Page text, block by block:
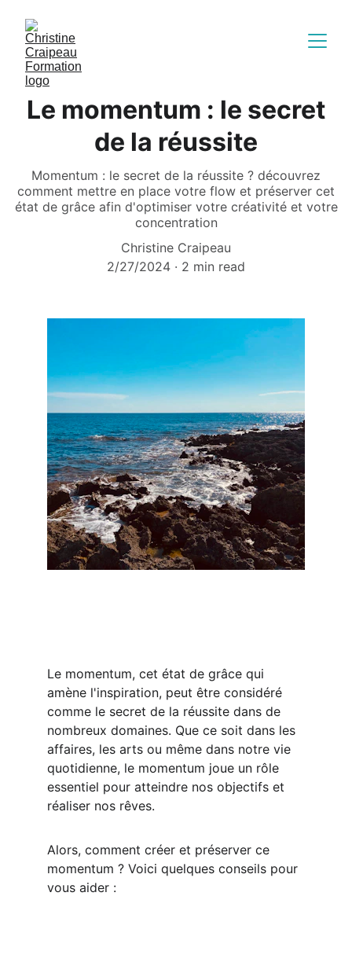
Le momentum : le secret
de la réussite
Momentum : le secret de la réussite ? découvrez
comment mettre en place votre flow et préserver cet
état de grâce afin d'optimiser votre créativité et votre
concentration
Christine Craipeau
2/27/2024
2 min read
Le momentum, cet état de grâce qui
amène l'inspiration, peut être considéré
comme le secret de la réussite dans de
nombreux domaines. Que ce soit dans les
affaires, les arts ou même dans notre vie
quotidienne, le momentum joue un rôle
essentiel pour atteindre nos objectifs et
réaliser nos rêves.
Alors, comment créer et préserver ce
momentum ? Voici quelques conseils pour
vous aider :